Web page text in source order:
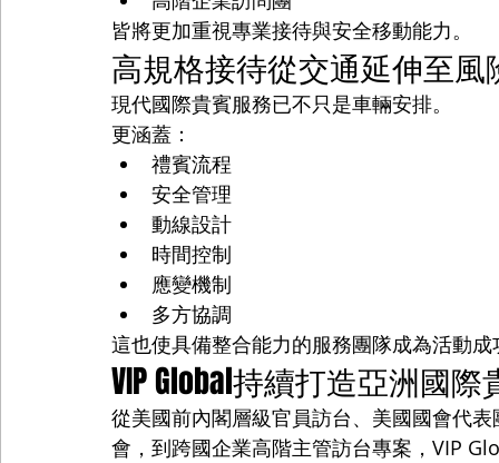
皆將更加重視專業接待與安全移動能力。
高規格接待從交通延伸至風
現代國際貴賓服務已不只是車輛安排。
更涵蓋：
禮賓流程
安全管理
動線設計
時間控制
應變機制
多方協調
這也使具備整合能力的服務團隊成為活動成
VIP Global持續打造亞洲國
從美國前內閣層級官員訪台、美國國會代
會，到跨國企業高階主管訪台專案，VIP